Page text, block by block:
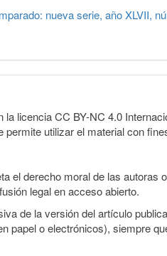
nueva serie, año XLVII,
licencia CC BY-NC 4.0
utilizar el material con
el derecho moral de las autoras
legal en acceso abierto.
de la versión del artículo
papel o electrónicos), siempre